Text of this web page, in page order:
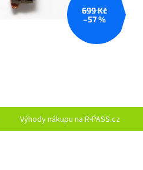
699 Kč
–57 %
Výhody nákupu na R-PASS.cz